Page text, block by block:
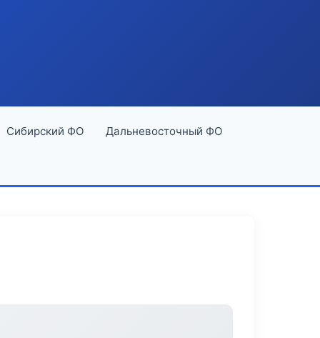
Сибирский ФО Дальневосточный ФО